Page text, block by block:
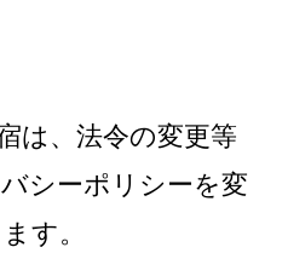
は、法令の変更等
シーポリシーを変
す。